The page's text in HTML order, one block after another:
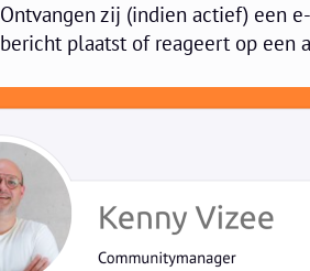
Ontvangen zij (indien actief) een
bericht plaatst of reageert op een